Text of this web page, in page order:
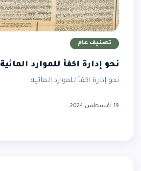
تصنيف عام
نحو إدارة اكفأ للموارد المائية
نحو إدارة اكفأ للموارد المائية
19 أغسطس 2024